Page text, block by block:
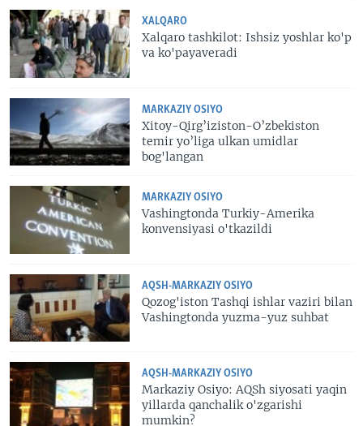
XALQARO
Xalqaro tashkilot: Ishsiz yoshlar ko'p
va ko'payaveradi
MARKAZIY OSIYO
Xitoy-Qirg’iziston-O’zbekiston
temir yo’liga ulkan umidlar
bog'langan
MARKAZIY OSIYO
Vashingtonda Turkiy-Amerika
konvensiyasi o'tkazildi
AQSH-MARKAZIY OSIYO
Qozog'iston Tashqi ishlar vaziri bilan
Vashingtonda yuzma-yuz suhbat
AQSH-MARKAZIY OSIYO
Markaziy Osiyo: AQSh siyosati yaqin
yillarda qanchalik o'zgarishi
mumkin?